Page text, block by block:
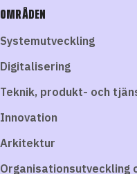
OMRÅDEN
Systemutveckling
Digitalisering
Teknik, produkt- och
Innovation
Arkitektur
Organisationsutveckling